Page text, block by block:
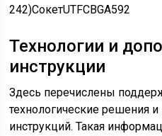
242)СокетUTFCBGA592
Технологии и
инструкции
Здесь перечислены
технологические решения
инструкций. Такая